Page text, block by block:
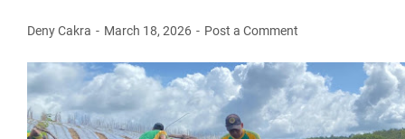
Deny Cakra March 18, 2026 Post a Comment